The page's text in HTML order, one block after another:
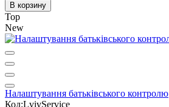
В корзину
Top
New
Налаштування батьківського контролю
Код:LvivService